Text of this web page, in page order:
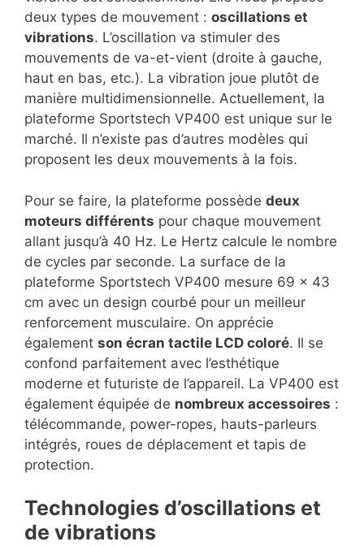
deux types de mouvement : oscillations et
vibrations. L’oscillation va stimuler des
mouvements de va-et-vient (droite à gauche,
haut en bas, etc.). La vibration joue plutôt de
manière multidimensionnelle. Actuellement, la
plateforme Sportstech VP400 est unique sur le
marché. Il n’existe pas d’autres modèles qui
proposent les deux mouvements à la fois.
Pour se faire, la plateforme possède deux
moteurs différents pour chaque mouvement
allant jusqu’à 40 Hz. Le Hertz calcule le nombre
de cycles par seconde. La surface de la
plateforme Sportstech VP400 mesure 69 x 43
cm avec un design courbé pour un meilleur
renforcement musculaire. On apprécie
également son écran tactile LCD coloré. Il se
confond parfaitement avec l’esthétique
moderne et futuriste de l’appareil. La VP400 est
également équipée de nombreux accessoires :
télécommande, power-ropes, hauts-parleurs
intégrés, roues de déplacement et tapis de
protection.
Technologies d’oscillations et
de vibrations